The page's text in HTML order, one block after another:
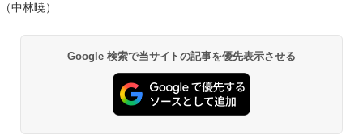
（中林暁）
Google 検索で当サイトの記事を優先表示させる